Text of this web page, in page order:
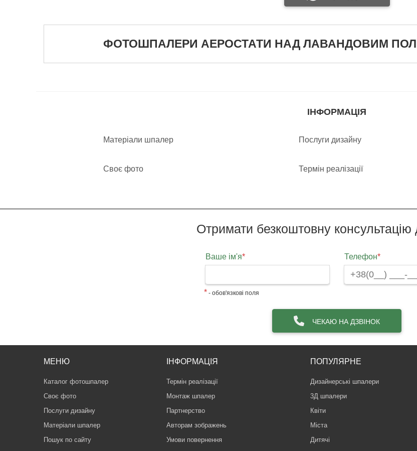
Надіслати відгук
ФОТОШПАЛЕРИ АЕРОСТАТИ НАД ЛАВАНДОВИМ
ІНФОРМАЦІЯ
Матеріали шпалер Послуги дизайну
Своє фото Термін реалізації
Отримати безкоштовну консультацію
Ваше ім'я* Телефон*
* - обов'язкові поля
ЧЕКАЮ НА ДЗВІНОК
МЕНЮ
Каталог фотошпалер
Своє фото
Послуги дизайну
Матеріали шпалер
Пошук по сайту
ІНФОРМАЦІЯ
Термін реалізації
Монтаж шпалер
Партнерство
Авторам зображень
Умови повернення
ПОПУЛЯРНЕ
Дизайнерські шпалери
3Д шпалери
Квіти
Міста
Дитячі